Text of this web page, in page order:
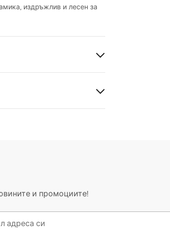
издръжлив и лесен за
камък
и промоциите!